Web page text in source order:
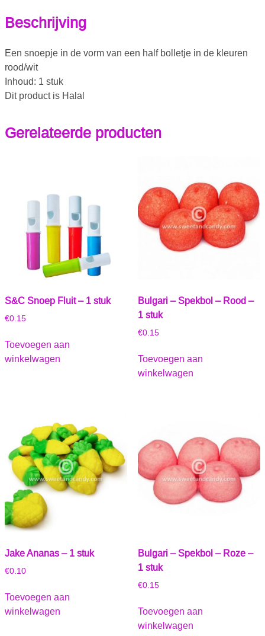
Beschrijving
Een snoepje in de vorm van een half bolletje in de kleuren
rood/wit
Inhoud: 1 stuk
Dit product is Halal
Gerelateerde producten
S&C Snoep Fluit – 1 stuk
€0.15
Toevoegen aan
winkelwagen
Bulgari – Spekbol – Rood –
1 stuk
€0.15
Toevoegen aan
winkelwagen
Jake Ananas – 1 stuk
€0.10
Toevoegen aan
winkelwagen
Bulgari – Spekbol – Roze –
1 stuk
€0.15
Toevoegen aan
winkelwagen